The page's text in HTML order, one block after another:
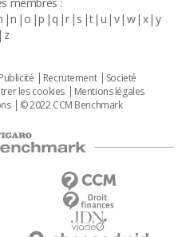
n o p q r s t u v w x y
z
Publicité Recrutement
Societé
les cookies
Mentions légales
© 2022 CCM Benchmark